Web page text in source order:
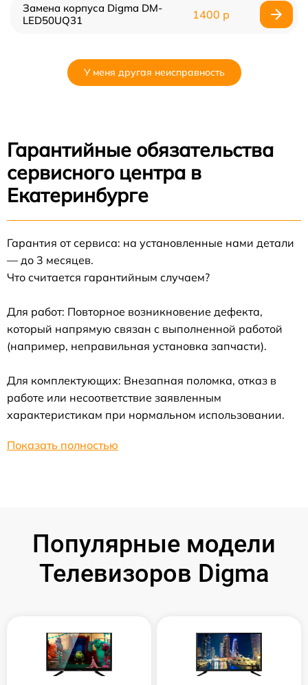
Замена корпуса Digma DM-
LED50UQ31
1400 р
У меня другая неисправность
Гарантийные обязательства
сервисного центра в
Екатеринбурге
Гарантия от сервиса: на установленные нами детали
— до 3 месяцев.
Что считается гарантийным случаем?
Для работ: Повторное возникновение дефекта,
который напрямую связан с выполненной работой
(например, неправильная установка запчасти).
Для комплектующих: Внезапная поломка, отказ в
работе или несоответствие заявленным
характеристикам при нормальном использовании.
Показать полностью
Популярные модели
Телевизоров Digma